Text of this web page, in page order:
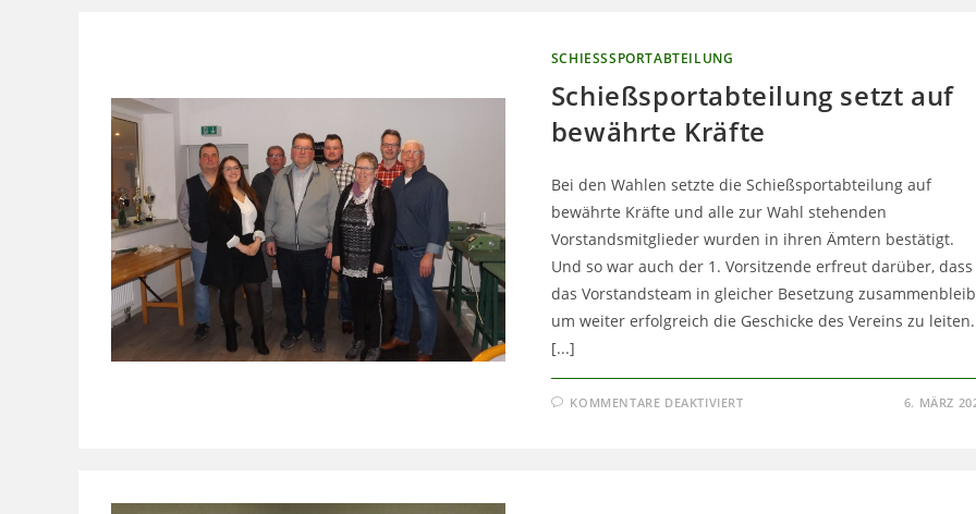
SCHIESSSPORTABTEILUNG
Schießsportabteilung setzt auf
bewährte Kräfte
Bei den Wahlen setzte die Schießsportabteilung auf
bewährte Kräfte und alle zur Wahl stehenden
Vorstandsmitglieder wurden in ihren Ämtern bestätigt.
Und so war auch der 1. Vorsitzende erfreut darüber, dass
das Vorstandsteam in gleicher Besetzung
um weiter erfolgreich die Geschicke des Vereins zu leiten.
[...]
KOMMENTARE DEAKTIVIERTFÜR 6. MÄRZ